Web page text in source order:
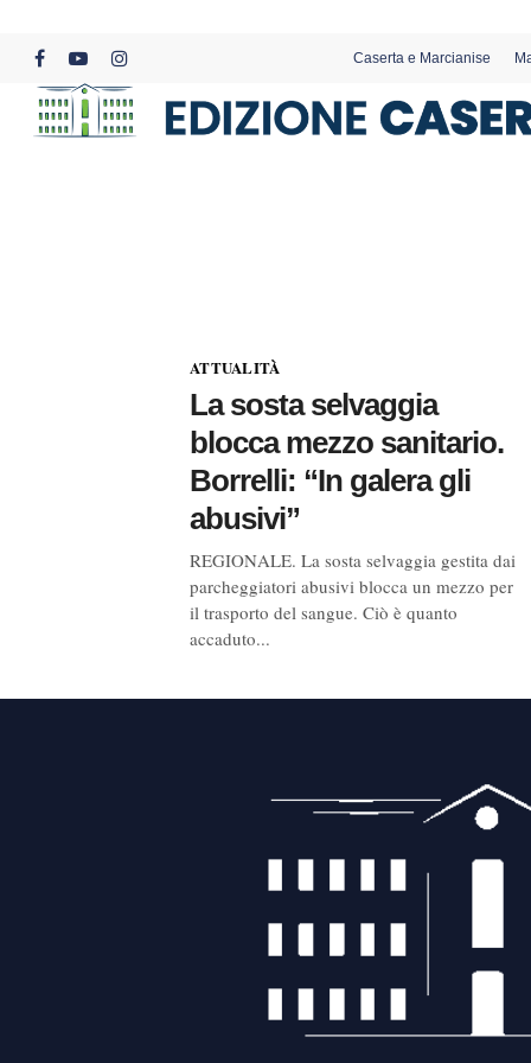
content
facebookyoutubeinstagram
Caserta e Marcianise
ATTUALITÀ
La sosta selvaggia
blocca mezzo sanitario.
Borrelli: “In galera gli
abusivi”
REGIONALE. La sosta selvaggia gestita dai
parcheggiatori abusivi blocca un mezzo per
il trasporto del sangue. Ciò è quanto
accaduto...